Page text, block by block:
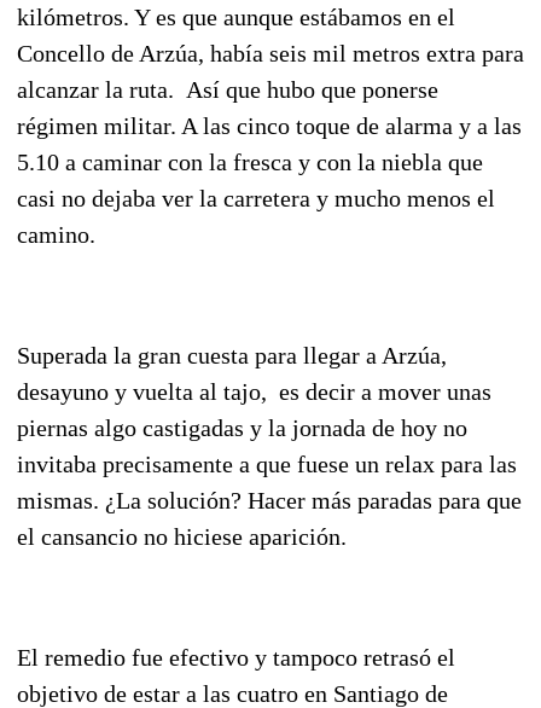
kilómetros. Y es que aunque estábamos en el
Concello de Arzúa, había seis mil metros extra para
alcanzar la ruta. Así que hubo que ponerse
régimen militar. A las cinco toque de alarma y a las
5.10 a caminar con la fresca y con la niebla que
casi no dejaba ver la carretera y mucho menos el
camino.
Superada la gran cuesta para llegar a Arzúa,
desayuno y vuelta al tajo, es decir a mover unas
piernas algo castigadas y la jornada de hoy no
invitaba precisamente a que fuese un relax para las
mismas. ¿La solución? Hacer más paradas para que
el cansancio no hiciese aparición.
El remedio fue efectivo y tampoco retrasó el
objetivo de estar a las cuatro en Santiago de